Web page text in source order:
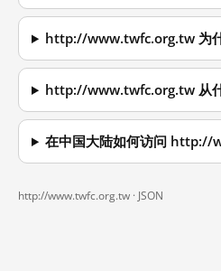
http://www.twfc.org.tw 为
http://www.twfc.org.tw 从
在中国大陆如何访问 http://
http://www.twfc.org.tw · JSON